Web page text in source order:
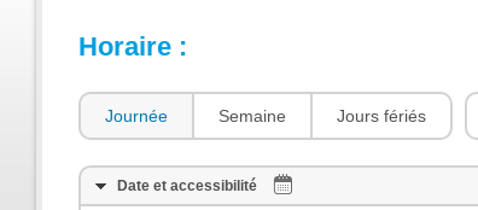
Horaire :
Journée Semaine Jours fériés
Date et accessibilité